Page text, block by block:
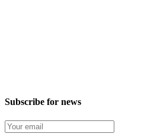
Subscribe for news